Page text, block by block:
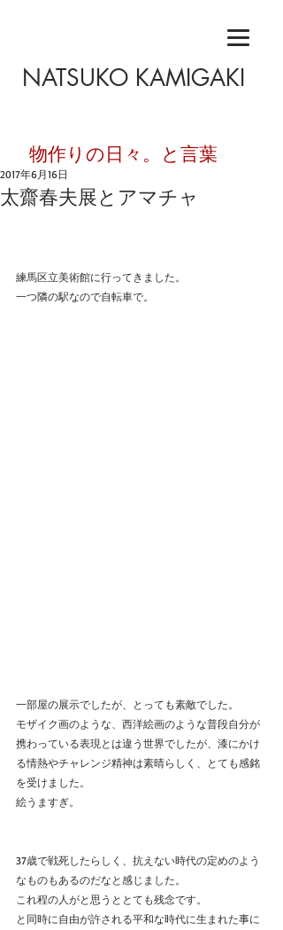
NATSUKO KAMIGAKI
​物作りの日々。と言葉
太齋春夫展とアマチャ
2017年6月16日
練馬区立美術館に行ってきました。
一つ隣の駅なので自転車で。
一部屋の展示でしたが、とっても素敵でした。
モザイク画のような、西洋絵画のような普段自分が
携わっている表現とは違う世界でしたが、漆にかけ
る情熱やチャレンジ精神は素晴らしく、とても感銘
を受けました。
絵うますぎ。
37歳で戦死したらしく、抗えない時代の定めのよう
なものもあるのだなと感じました。
これ程の人がと思うととても残念です。
と同時に自由が許される平和な時代に生まれた事に